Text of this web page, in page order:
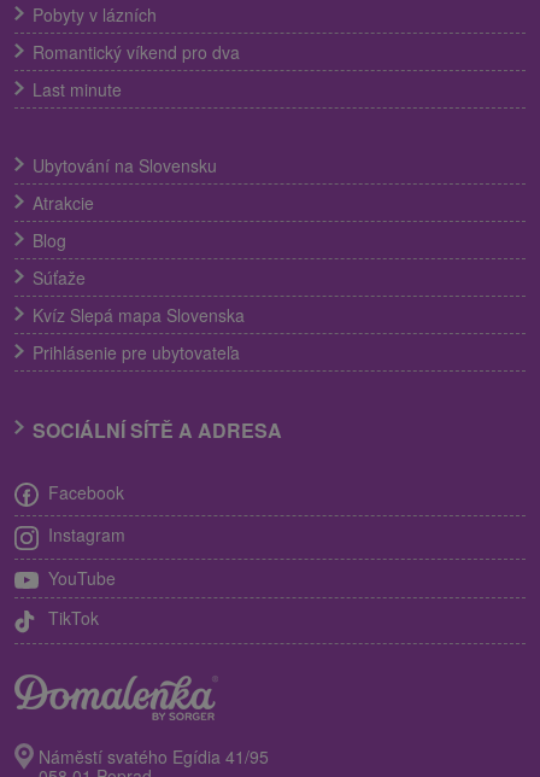
Pobyty v lázních
Romantický víkend pro dva
Last minute
Ubytování na Slovensku
Atrakcie
Blog
Súťaže
Kvíz Slepá mapa Slovenska
Prihlásenie pre ubytovateľa
SOCIÁLNÍ SÍTĚ A ADRESA
Facebook
Instagram
YouTube
TikTok
Náměstí svatého Egídia 41/95